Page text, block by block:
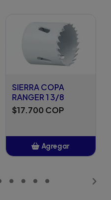
SIERRA COPA
RANGER 1 3/8
$17.700 COP
Agregar